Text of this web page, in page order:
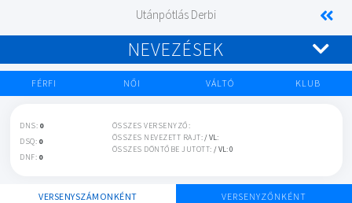
Utánpótlás Derbi
NEVEZÉSEK
FÉRFI NŐI VÁLTÓ KLUB
DNS: 0
DSQ: 0
DNF: 0
ÖSSZES VERSENYZŐ:
ÖSSZES NEVEZETT RAJT:/ VL:
ÖSSZES DÖNTŐBE JUTOTT: / VL: 0
VERSENYSZÁMONKÉNT VERSENYZŐNKÉNT